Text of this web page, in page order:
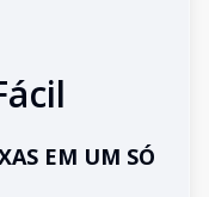
EM UM SÓ